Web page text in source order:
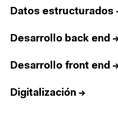
Datos estructurados
Desarrollo back end
Desarrollo front end
Digitalización →